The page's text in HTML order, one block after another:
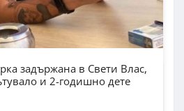
задържана в Свети Влас,
и 2-годишно дете